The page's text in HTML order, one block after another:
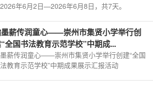
年6月2日—2026年6月8日，共7天。
薪传润童心——崇州市集贤小学举行创
全国书法教育示范学校”中期成...
薪传润童心——崇州市集贤小学举行创建“全国
教育示范学校”中期成果展示汇报活动